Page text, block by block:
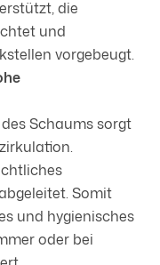
die
und
vorgebeugt.
Schaums sorgt
Somit
und hygienisches
oder bei